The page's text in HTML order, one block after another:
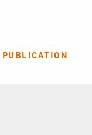
PUBLICATION